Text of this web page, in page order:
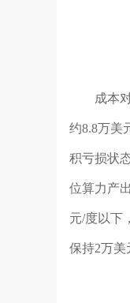
成本
约8.8万美
积亏损状
位算力产
元/度以下
保持2万美